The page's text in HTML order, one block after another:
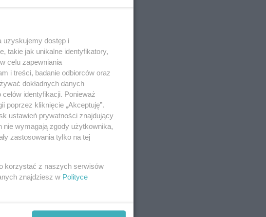
uzyskujemy dostęp i
takie jak unikalne identyfikatory,
celu zapewniania
i treści, badanie odbiorców oraz
dokładnych danych
identyfikacji. Ponieważ
poprzez kliknięcie „Akceptuję”.
ustawień prywatności znajdujący
nie wymagają zgody użytkownika,
zastosowania tylko na tej
korzystać z naszych serwisów
znajdziesz w Polityce